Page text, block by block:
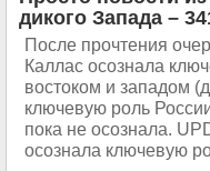
дикого Запада –
После прочтения
Каллас осознала
востоком и западом
ключевую роль
пока не осознала.
осознала ключевую